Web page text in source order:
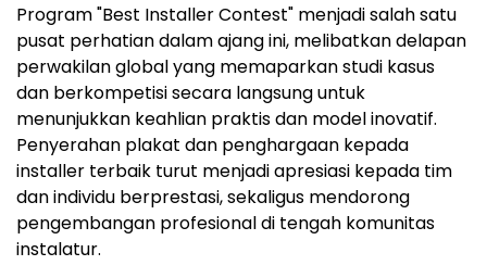
Program "Best Installer Contest" menjadi salah satu
pusat perhatian dalam ajang ini, melibatkan delapan
perwakilan global yang memaparkan studi kasus
dan berkompetisi secara langsung untuk
menunjukkan keahlian praktis dan model inovatif.
Penyerahan plakat dan penghargaan kepada
installer terbaik turut menjadi apresiasi kepada tim
dan individu berprestasi, sekaligus mendorong
pengembangan profesional di tengah komunitas
instalatur.